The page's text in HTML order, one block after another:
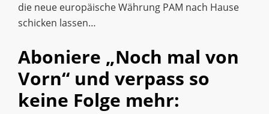
die neue europäische Währung PAM nach Hause
schicken lassen…
Aboniere „Noch mal von
Vorn“ und verpass so
keine Folge mehr: